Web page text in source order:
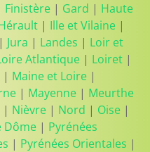
Finistère | Gard | Haute
| Ille et Vilaine |
| Jura | Landes | Loir et
Atlantique | Loiret |
| Maine et Loire |
| Mayenne | Meurthe
| Nièvre | Nord | Oise |
Dôme | Pyrénées
| Pyrénées Orientales |